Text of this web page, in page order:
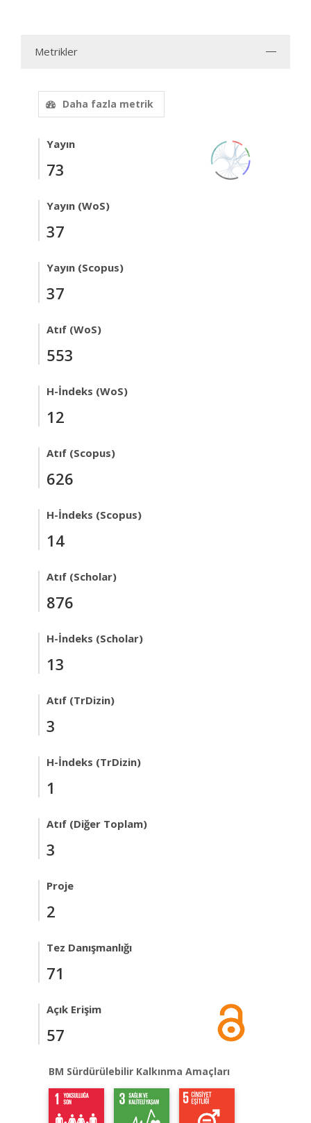
Metrikler
Daha fazla metrik
Yayın
73
Yayın (WoS)
37
Yayın (Scopus)
37
Atıf (WoS)
553
H-İndeks (WoS)
12
Atıf (Scopus)
626
H-İndeks (Scopus)
14
Atıf (Scholar)
876
H-İndeks (Scholar)
13
Atıf (TrDizin)
3
H-İndeks (TrDizin)
1
Atıf (Diğer Toplam)
3
Proje
2
Tez Danışmanlığı
71
Açık Erişim
57
BM Sürdürülebilir Kalkınma Amaçları